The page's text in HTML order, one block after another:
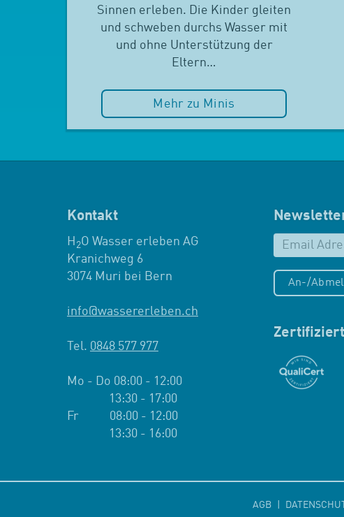
Sinnen erleben. Die Kinder gleiten
und schweben durchs Wasser mit
und ohne Unterstützung der
Eltern…
Mehr zu Minis
Kontakt
H 2O Wasser erleben AG
Kranichweg 6
3074 Muri bei Bern
info@wassererleben.ch
Tel. 0848 577 977
Mo - Do 08:00 - 12:00
13:30 - 17:00
Fr 08:00 - 12:00
13:30 - 16:00
An-/
AGB